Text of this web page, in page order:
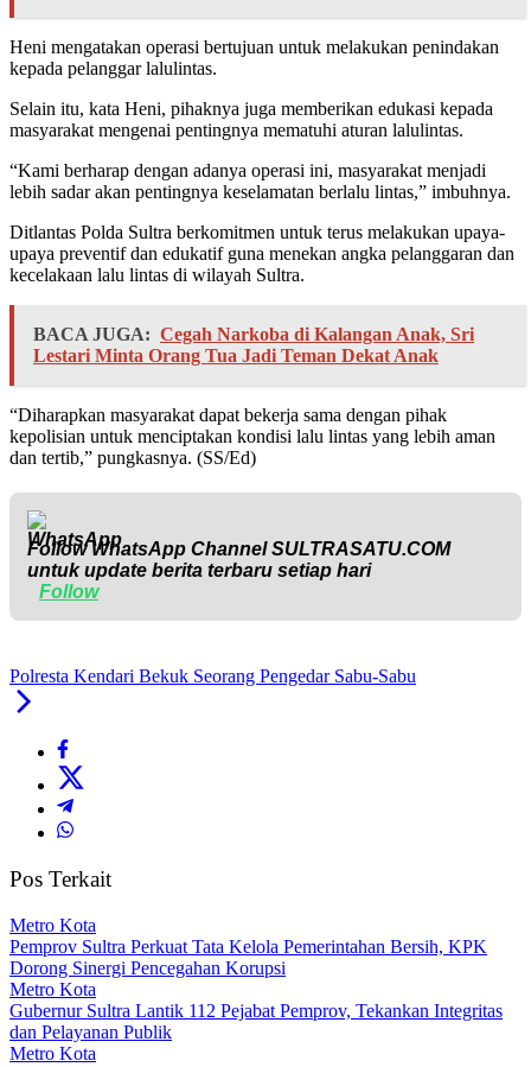
Heni mengatakan operasi bertujuan untuk melakukan penindakan
kepada pelanggar lalulintas.
Selain itu, kata Heni, pihaknya juga memberikan edukasi kepada
masyarakat mengenai pentingnya mematuhi aturan lalulintas.
“Kami berharap dengan adanya operasi ini, masyarakat menjadi
lebih sadar akan pentingnya keselamatan berlalu lintas,” imbuhnya.
Ditlantas Polda Sultra berkomitmen untuk terus melakukan upaya-
upaya preventif dan edukatif guna menekan angka pelanggaran dan
kecelakaan lalu lintas di wilayah Sultra.
BACA JUGA: Cegah Narkoba di Kalangan Anak, Sri
Lestari Minta Orang Tua Jadi Teman Dekat Anak
“Diharapkan masyarakat dapat bekerja sama dengan pihak
kepolisian untuk menciptakan kondisi lalu lintas yang lebih aman
dan tertib,” pungkasnya. (SS/Ed)
Follow WhatsApp ChannelSULTRASATU.COM
untuk update berita terbaru setiap hari
Follow
Polresta Kendari Bekuk Seorang Pengedar Sabu-Sabu
Pos Terkait
Metro Kota
Pemprov Sultra Perkuat Tata Kelola Pemerintahan Bersih, KPK
Dorong Sinergi Pencegahan Korupsi
Metro Kota
Gubernur Sultra Lantik 112 Pejabat Pemprov, Tekankan Integritas
dan Pelayanan Publik
Metro Kota